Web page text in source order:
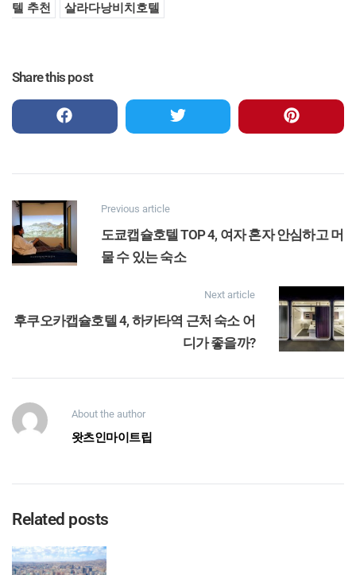
텔 추천
살라다낭비치호텔
Share this post
Previous article
도쿄캡슐호텔 TOP 4, 여자 혼자 안심하고 머
물 수 있는 숙소
Next article
후쿠오카캡슐호텔 4, 하카타역 근처 숙소 어
디가 좋을까?
About the author
왓츠인마이트립
Related posts